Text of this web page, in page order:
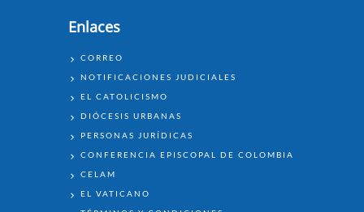
Enlaces
ENLACES
CORREO
NOTIFICACIONES JUDICIALES
EL CATOLICISMO
DIÓCESIS URBANAS
PERSONAS JURÍDICAS
CONFERENCIA EPISCOPAL DE COLOMBIA
CELAM
EL VATICANO